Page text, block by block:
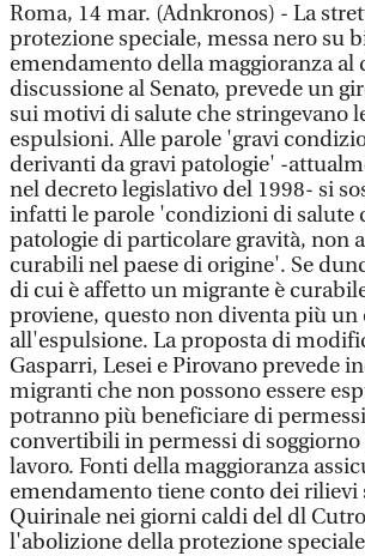
Roma, 14 mar. (Adnkronos) - La
protezione speciale, messa nero su
emendamento della maggioranza al
discussione al Senato, prevede un
sui motivi di salute che stringevano
espulsioni. Alle parole 'gravi
derivanti da gravi patologie' -
nel decreto legislativo del 1998- si
infatti le parole 'condizioni di salute
patologie di particolare gravità, non
curabili nel paese di origine'. Se
di cui è affetto un migrante è
proviene, questo non diventa più un
all'espulsione. La proposta di
Gasparri, Lesei e Pirovano prevede
migranti che non possono essere
potranno più beneficiare di
convertibili in permessi di
lavoro. Fonti della maggioranza
emendamento tiene conto dei rilievi
Quirinale nei giorni caldi del dl
l'abolizione della protezione